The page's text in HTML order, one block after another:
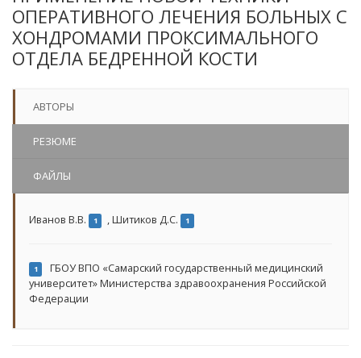
ОПЕРАТИВНОГО ЛЕЧЕНИЯ БОЛЬНЫХ С
ХОНДРОМАМИ ПРОКСИМАЛЬНОГО
ОТДЕЛА БЕДРЕННОЙ КОСТИ
АВТОРЫ
РЕЗЮМЕ
ФАЙЛЫ
Иванов В.В. 1 ,Шитиков Д.С. 1
1
ГБОУ ВПО «Самарский государственный медицинский
университет» Министерства здравоохранения Российской
Федерации